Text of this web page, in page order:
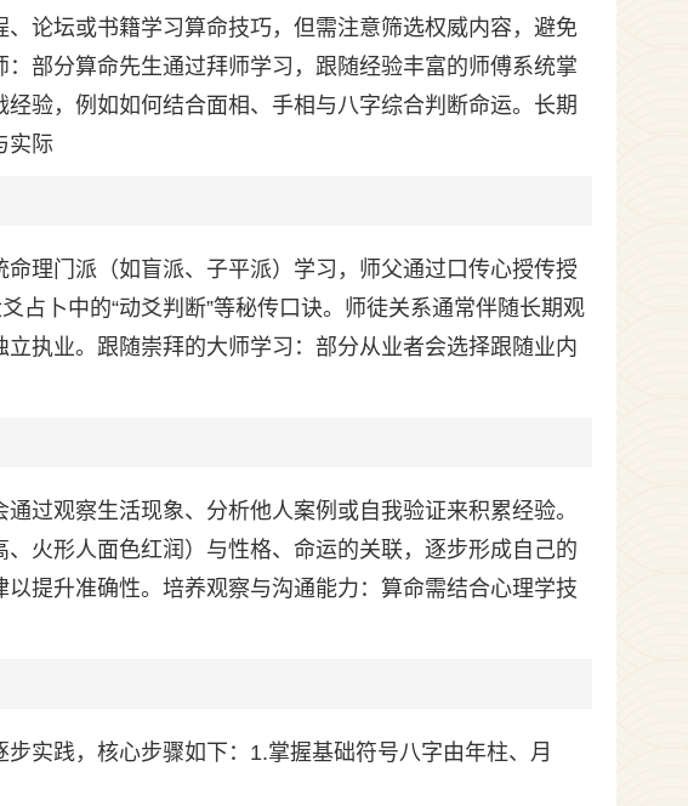
论坛或书籍学习算命技巧，但需注意筛选权威内容，避免
部分算命先生通过拜师学习，跟随经验丰富的师傅系统掌
验，例如如何结合面相、手相与八字综合判断命运。长期
实际
理门派（如盲派、子平派）学习，师父通过口传心授传授
占卜中的“动爻判断”等秘传口诀。师徒关系通常伴随长期观
执业。跟随崇拜的大师学习：部分从业者会选择跟随业内
过观察生活现象、分析他人案例或自我验证来积累经验。
火形人面色红润）与性格、命运的关联，逐步形成自己的
提升准确性。培养观察与沟通能力：算命需结合心理学技
实践，核心步骤如下：1.掌握基础符号八字由年柱、月